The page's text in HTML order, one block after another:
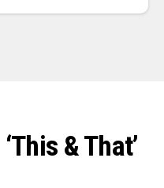
& That’